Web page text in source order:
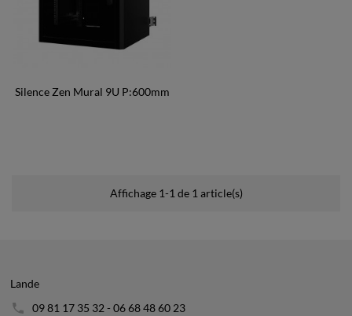
Silence Zen Mural 9U P:600mm
Affichage 1-1 de 1 article(s)
Lande
09 81 17 35 32 - 06 68 48 60 23